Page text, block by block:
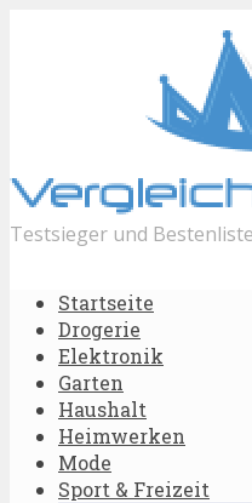
Testsieger und
Startseite
Drogerie
Elektronik
Garten
Haushalt
Heimwerken
Mode
Sport & Freizeit